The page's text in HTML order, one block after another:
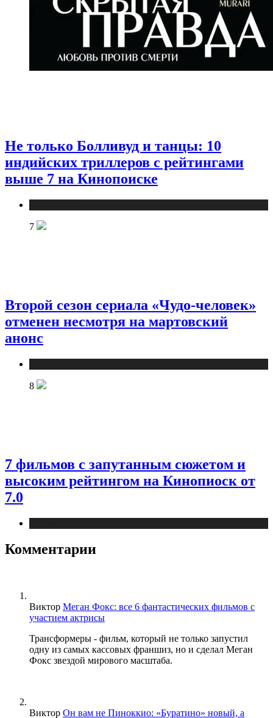
Не только Болливуд и танцы: 10
индийских триллеров с рейтингами
выше 7 на Кинопоиске
7
Второй сезон сериала «Чудо-человек»
отменен несмотря на мартовский
анонс
8
7 фильмов с запутанным сюжетом и
высоким рейтингом на Кинопиоск от
7.0
Комментарии
Виктор Меган Фокс: все 6 фантастических фильмов с
участием актрисы
Трансформеры - фильм, который не только запустил
одну из самых кассовых франшиз, но и сделал Меган
Фокс звездой мирового масштаба.
Виктор Он вам не Пиноккио: «Буратино» новый, а